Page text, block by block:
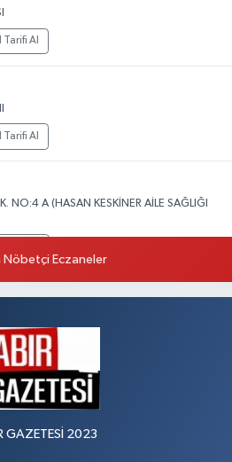
Tarifi Al
Tarifi Al
A (HASAN KESKİNER AİLE SAĞLIĞI
Nöbetçi Eczaneler
GAZETESİ 2023